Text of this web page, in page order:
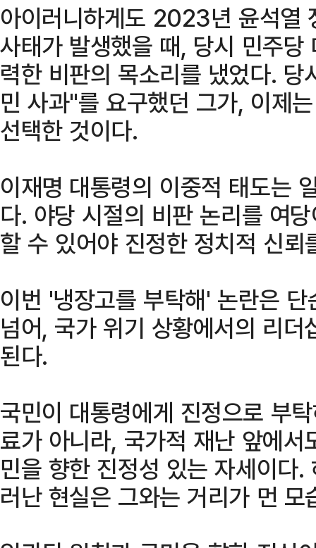
아이러니하게도 2023년 윤석열
사태가 발생했을 때, 당시 민주
력한 비판의 목소리를 냈었다.
민 사과"를 요구했던 그가, 이제
선택한 것이다.
이재명 대통령의 이중적 태도는
다. 야당 시절의 비판 논리를 여
할 수 있어야 진정한 정치적 신
이번 '냉장고를 부탁해' 논란은
넘어, 국가 위기 상황에서의 리
된다.
국민이 대통령에게 진정으로 부
료가 아니라, 국가적 재난 앞에
민을 향한 진정성 있는 자세이다
러난 현실은 그와는 거리가 먼 모